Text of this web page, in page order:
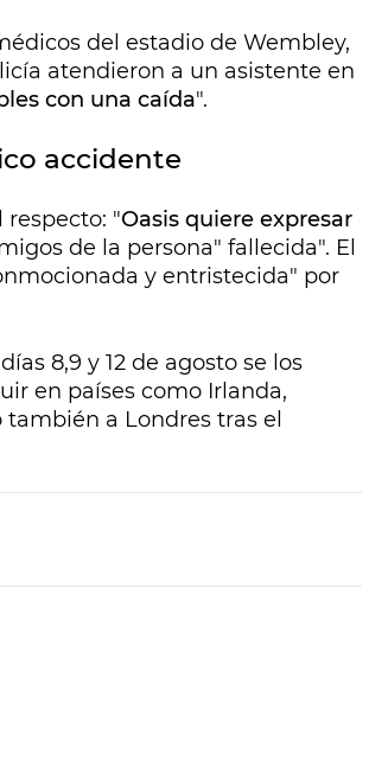
del estadio de Wembley,
atendieron a un asistente en
con una caída".
accidente
respecto: "Oasis quiere expresar
de la persona" fallecida". El
y entristecida" por
8,9 y 12 de agosto se los
en países como Irlanda,
a Londres tras el